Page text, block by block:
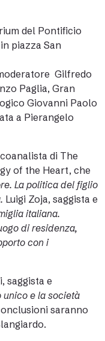
del Pontificio
piazza San
Gilfredo
Paglia, Gran
Giovanni Paolo
a Pierangelo
di The
of the Heart, che
La politica del figlio
Luigi Zoja, saggista e
italiana.
di residenza,
con i
saggista e
unico e la società
saranno